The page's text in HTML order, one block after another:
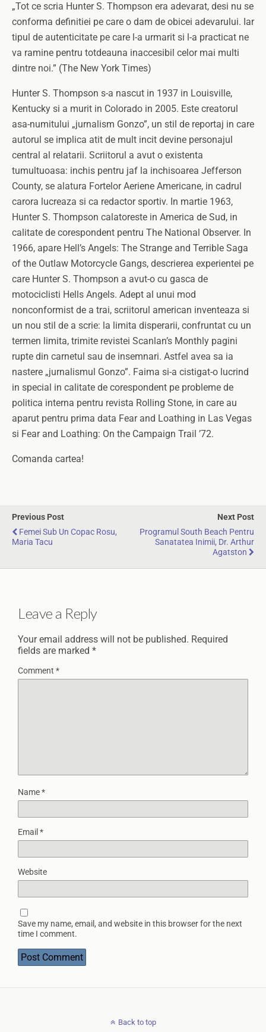
„Tot ce scria Hunter S. Thompson era adevarat, desi nu se
conforma definitiei pe care o dam de obicei adevarului. Iar
tipul de autenticitate pe care l-a urmarit si l-a practicat ne
va ramine pentru totdeauna inaccesibil celor mai multi
dintre noi.” (The New York Times)
Hunter S. Thompson s-a nascut in 1937 in Louisville,
Kentucky si a murit in Colorado in 2005. Este creatorul
asa-numitului „jurnalism Gonzo”, un stil de reportaj in care
autorul se implica atit de mult incit devine personajul
central al relatarii. Scriitorul a avut o existenta
tumultuoasa: inchis pentru jaf la inchisoarea Jefferson
County, se alatura Fortelor Aeriene Americane, in cadrul
carora lucreaza si ca redactor sportiv. In martie 1963,
Hunter S. Thompson calatoreste in America de Sud, in
calitate de corespondent pentru The National Observer. In
1966, apare Hell’s Angels: The Strange and Terrible Saga
of the Outlaw Motorcycle Gangs, descrierea experientei pe
care Hunter S. Thompson a avut-o cu gasca de
motociclisti Hells Angels. Adept al unui mod
nonconformist de a trai, scriitorul american inventeaza si
un nou stil de a scrie: la limita disperarii, confruntat cu un
termen limita, trimite revistei Scanlan’s Monthly pagini
rupte din carnetul sau de insemnari. Astfel avea sa ia
nastere „jurnalismul Gonzo”. Faima si-a cistigat-o lucrind
in special in calitate de corespondent pe probleme de
politica interna pentru revista Rolling Stone, in care au
aparut pentru prima data Fear and Loathing in Las Vegas
si Fear and Loathing: On the Campaign Trail ’72.
Comanda cartea!
Previous Post
Femei Sub Un Copac Rosu,
Maria Tacu
Next Post
Programul South Beach Pentru
Sanatatea Inimii, Dr. Arthur
Agatston
Leave a Reply
Your email address will not be published. Required
fields are marked *
Comment *
Name*
Email *
Website
Save my name, email, and website in this browser for the next
time I comment.
Back to top